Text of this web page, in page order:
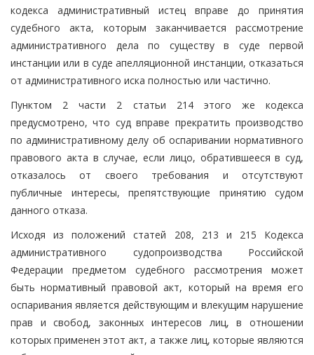
кодекса административный истец вправе до принятия
судебного акта, которым заканчивается рассмотрение
административного дела по существу в суде первой
инстанции или в суде апелляционной инстанции, отказаться
от административного иска полностью или частично.
Пунктом 2 части 2 статьи 214 этого же кодекса
предусмотрено, что суд вправе прекратить производство
по административному делу об оспаривании нормативного
правового акта в случае, если лицо, обратившееся в суд,
отказалось от своего требования и отсутствуют
публичные интересы, препятствующие принятию судом
данного отказа.
Исходя из положений статей 208, 213 и 215 Кодекса
административного судопроизводства Российской
Федерации предметом судебного рассмотрения может
быть нормативный правовой акт, который на время его
оспаривания является действующим и влекущим нарушение
прав и свобод, законных интересов лиц, в отношении
которых применен этот акт, а также лиц, которые являются